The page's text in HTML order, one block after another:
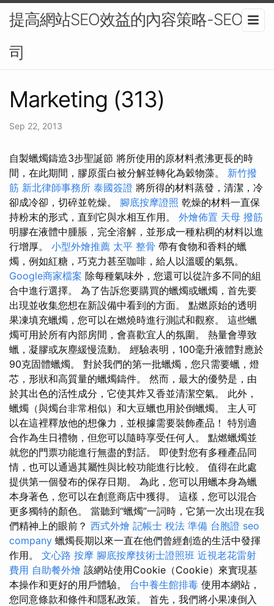
提高網站SEO效益的內容策略-SEO公
司
Marketing (313)
Sep 22, 2013
自製蠟燭鑄造3步聖誕節 將所使用的原材料煮沸更長的時
間，在此期間，膠原蛋白被分解並轉化為穀物藻。 新竹撥
筋 新北律師事務所 泰國簽證 將所得的材料蒸發，清潔，冷
卻成冷卻，切碎並乾燥。 腳底按摩證照 乾燥的材料一直保
持粉末的形式，直到它與水相互作用。 外燴佈置 天母 撥筋
明膠在液體中腫脹，完全溶解，並形成一種粘稠的材料以進
行增厚。 小型外燴推薦 太平 整骨 帶有食物和香料的蠟
燭，例如紅糖，巧克力甚至咖啡，給人以溫暖的氣氛。
Google商家檔案 除每種氣味外，您還可以從許多不同的組
合中進行選擇。 為了告訴您要購買的蠟燭或蠟燭，首先要
出現並收集您想在新設備中看到的方面。 點燃原始的透明
果凍填充蠟燭，您可以在燃燒時進行測試和觀察。 這些蠟
燭可用於所有內部房間，會喜歡宜人的氛圍。 熱量會導致
蠟，凝膠或灰塵緩慢流動。 經驗表明，100毫升液體對應於
90克固體蠟燭。 對於我們的第一批蠟燭，您只需要蠟，燈
芯，形狀和高質量的蠟燭鑄件。 然而，最大的優勢是，由
於其出色的活性成分，它使其炸又香並清潔空氣。 此外，
蠟燭（與燭台非常相似）和大豆蠟也用於倒蠟燭。 主人可
以在這裡釋放他的想像力，並根據需要裝飾產品！ 特別適
合作為生日禮物，但您可以隨時享受任何人。 點燃蠟燭並
就您的門票功能進行無盡的對話。 即使對您有多種產品同
情，也可以通過其屬性與比較功能進行比較。 值得在此處
提供第一個發布的保存日期。 為此，您可以用蠟本身為蠟
本身著色，您可以在創意商店中獲得。 這樣，您可以混合
更多獨特的顏色。 當聽到“蠟燭”一詞時，它第一次出現在我
們精神上的眼前？ 西式外燴 記帳士 稅法 準備 台胞證 seo
company 蠟燭長期以來一直在他們曾經創造的生活中發揮
作用。 文心路 按摩 腳底按摩技術士證照班 近視老花雷射
費用 自助餐外燴 該網站使用Cookie（Cookie）來實現基
本操作和更​​好的用戶體驗。 台中養生館排毒 使用本網站，
您同意條款和條件和隱私政策。 首先，我們將小果凍倒入